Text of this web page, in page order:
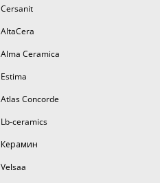
Cersanit
AltaCera
Alma Ceramica
Estima
Atlas Concorde
Lb-ceramics
Керамин
Velsaa